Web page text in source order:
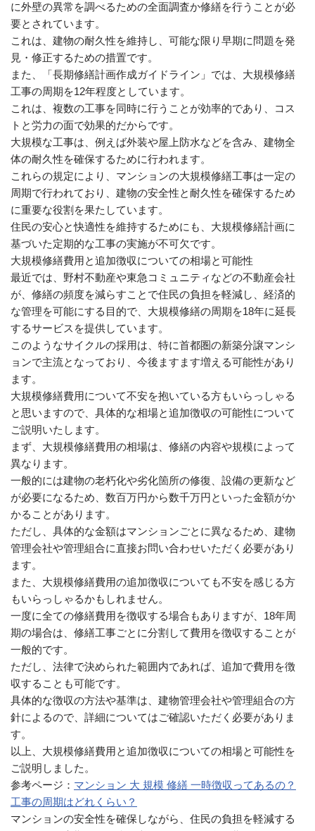
に外壁の異常を調べるための全面調査か修繕を行うことが必
要とされています。
これは、建物の耐久性を維持し、可能な限り早期に問題を発
見・修正するための措置です。
また、「長期修繕計画作成ガイドライン」では、大規模修繕
工事の周期を12年程度としています。
これは、複数の工事を同時に行うことが効率的であり、コス
トと労力の面で効果的だからです。
大規模な工事は、例えば外装や屋上防水などを含み、建物全
体の耐久性を確保するために行われます。
これらの規定により、マンションの大規模修繕工事は一定の
周期で行われており、建物の安全性と耐久性を確保するため
に重要な役割を果たしています。
住民の安心と快適性を維持するためにも、大規模修繕計画に
基づいた定期的な工事の実施が不可欠です。
大規模修繕費用と追加徴収についての相場と可能性
最近では、野村不動産や東急コミュニティなどの不動産会社
が、修繕の頻度を減らすことで住民の負担を軽減し、経済的
な管理を可能にする目的で、大規模修繕の周期を18年に延長
するサービスを提供しています。
このようなサイクルの採用は、特に首都圏の新築分譲マンシ
ョンで主流となっており、今後ますます増える可能性があり
ます。
大規模修繕費用について不安を抱いている方もいらっしゃる
と思いますので、具体的な相場と追加徴収の可能性について
ご説明いたします。
まず、大規模修繕費用の相場は、修繕の内容や規模によって
異なります。
一般的には建物の老朽化や劣化箇所の修復、設備の更新など
が必要になるため、数百万円から数千万円といった金額がか
かることがあります。
ただし、具体的な金額はマンションごとに異なるため、建物
管理会社や管理組合に直接お問い合わせいただく必要があり
ます。
また、大規模修繕費用の追加徴収についても不安を感じる方
もいらっしゃるかもしれません。
一度に全ての修繕費用を徴収する場合もありますが、18年周
期の場合は、修繕工事ごとに分割して費用を徴収することが
一般的です。
ただし、法律で決められた範囲内であれば、追加で費用を徴
収することも可能です。
具体的な徴収の方法や基準は、建物管理会社や管理組合の方
針によるので、詳細についてはご確認いただく必要がありま
す。
以上、大規模修繕費用と追加徴収についての相場と可能性を
ご説明しました。
参考ページ： マンション 大 規模 修繕 一時徴収ってあるの？
工事の周期はどれくらい？
マンションの安全性を確保しながら、住民の負担を軽減する